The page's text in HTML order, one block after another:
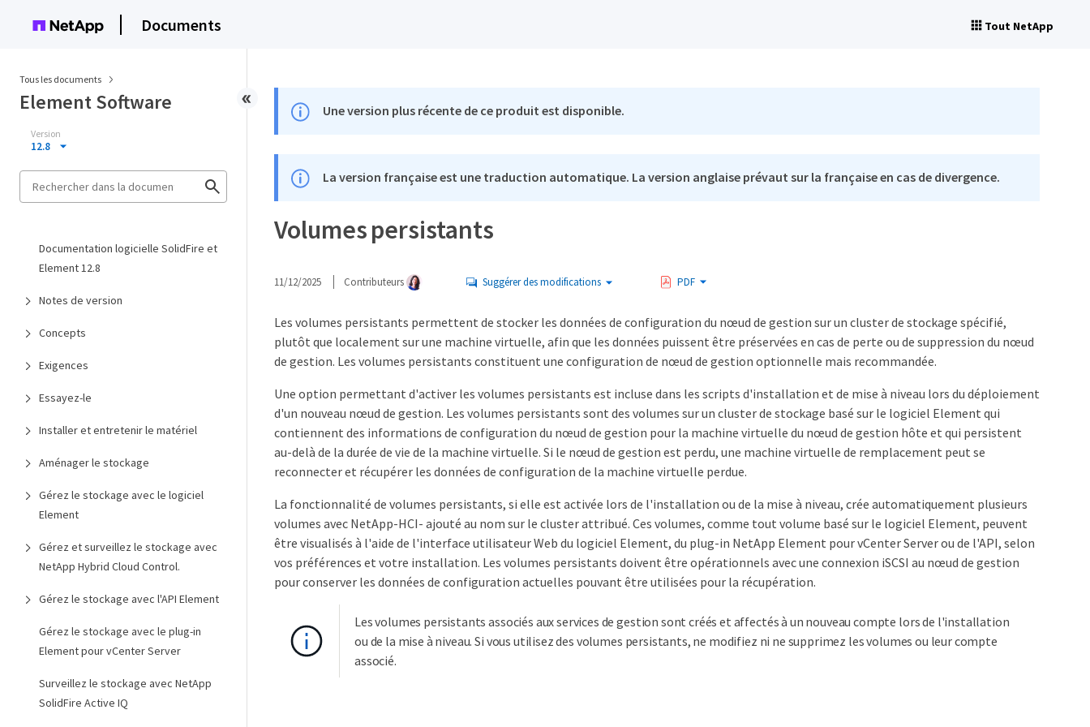
Documents Tout NetApp
Tous les documents
Element Software
Version
12.8
Documentation logicielle SolidFire et
Element 12.8
Notes de version
Concepts
Exigences
Essayez-le
Installer et entretenir le matériel
Aménager le stockage
Gérez le stockage avec le logiciel
Element
Gérez et surveillez le stockage avec
NetApp Hybrid Cloud Control.
Gérez le stockage avec l'API Element
Gérez le stockage avec le plug-in
Element pour vCenter Server
Surveillez le stockage avec NetApp
SolidFire Active IQ
Une version plus récente de ce produit est disponible.
La version française est une traduction automatique. La version anglaise prévaut sur la française en cas de divergence.
Volumes persistants
11/12/2025 Contributeurs Suggérer des modifications PDF
Les volumes persistants permettent de stocker les données de configuration du nœud de gestion sur un cluster de stockage spécifié,
plutôt que localement sur une machine virtuelle, afin que les données puissent être préservées en cas de perte ou de suppression du nœud
de gestion. Les volumes persistants constituent une configuration de nœud de gestion optionnelle mais recommandée.
Une option permettant d'activer les volumes persistants est incluse dans les scripts d'installation et de mise à niveau lors du déploiement
d'un nouveau nœud de gestion. Les volumes persistants sont des volumes sur un cluster de stockage basé sur le logiciel Element qui
contiennent des informations de configuration du nœud de gestion pour la machine virtuelle du nœud de gestion hôte et qui persistent
au-delà de la durée de vie de la machine virtuelle. Si le nœud de gestion est perdu, une machine virtuelle de remplacement peut se
reconnecter et récupérer les données de configuration de la machine virtuelle perdue.
La fonctionnalité de volumes persistants, si elle est activée lors de l'installation ou de la mise à niveau, crée automatiquement plusieurs
volumes avec NetApp-HCI- ajouté au nom sur le cluster attribué. Ces volumes, comme tout volume basé sur le logiciel Element, peuvent
être visualisés à l'aide de l'interface utilisateur Web du logiciel Element, du plug-in NetApp Element pour vCenter Server ou de l'API, selon
vos préférences et votre installation. Les volumes persistants doivent être opérationnels avec une connexion iSCSI au nœud de gestion
pour conserver les données de configuration actuelles pouvant être utilisées pour la récupération.
Les volumes persistants associés aux services de gestion sont créés et affectés à un nouveau compte lors de l'installation
ou de la mise à niveau. Si vous utilisez des volumes persistants, ne modifiez ni ne supprimez les volumes ou leur compte
associé.